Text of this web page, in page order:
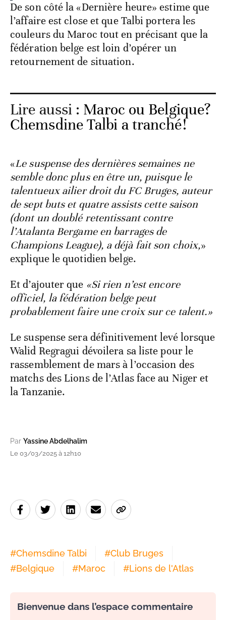
De son côté la «Dernière heure» estime que
l’affaire est close et que Talbi portera les
couleurs du Maroc tout en précisant que la
fédération belge est loin d’opérer un
retournement de situation.
Lire aussi : Maroc ou Belgique?
Chemsdine Talbi a tranché!
«Le suspense des dernières semaines ne
semble donc plus en être un, puisque le
talentueux ailier droit du FC Bruges, auteur
de sept buts et quatre assists cette saison
(dont un doublé retentissant contre
l’Atalanta Bergame en barrages de
Champions League), a déjà fait son choix,»
explique le quotidien belge.
Et d’ajouter que «Si rien n’est encore
officiel, la fédération belge peut
probablement faire une croix sur ce talent.»
Le suspense sera définitivement levé lorsque
Walid Regragui dévoilera sa liste pour le
rassemblement de mars à l’occasion des
matchs des Lions de l’Atlas face au Niger et
la Tanzanie.
Par Yassine Abdelhalim
Le 03/03/2025 à 12h10
#Chemsdine Talbi #Club Bruges
#Belgique #Maroc #Lions de l'Atlas
Bienvenue dans l’espace commentaire